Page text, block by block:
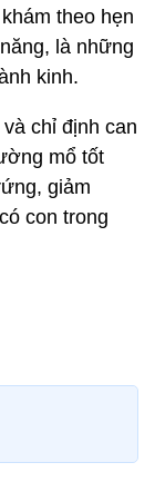
theo hẹn
là những
kinh.
chỉ định can
mổ tốt
giảm
con trong